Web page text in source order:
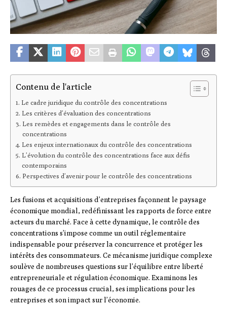
Contenu de l'article
Le cadre juridique du contrôle des concentrations
Les critères d’évaluation des concentrations
Les remèdes et engagements dans le contrôle des
concentrations
Les enjeux internationaux du contrôle des concentrations
L’évolution du contrôle des concentrations face aux défis
contemporains
Perspectives d’avenir pour le contrôle des concentrations
Les fusions et acquisitions d’entreprises façonnent le paysage
économique mondial, redéfinissant les rapports de force entre
acteurs du marché. Face à cette dynamique, le contrôle des
concentrations s’impose comme un outil réglementaire
indispensable pour préserver la concurrence et protéger les
intérêts des consommateurs. Ce mécanisme juridique complexe
soulève de nombreuses questions sur l’équilibre entre liberté
entrepreneuriale et régulation économique. Examinons les
rouages de ce processus crucial, ses implications pour les
entreprises et son impact sur l’économie.